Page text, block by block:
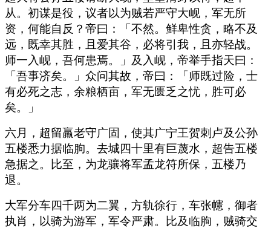
从。初谋是役，议者以为贼若严守大岘，军无所
资，何能自反？帝曰：「不然。鲜卑性贪，略不及
远，既幸其胜，且爱其谷，必将引我，且亦轻战。
师一入岘，吾何患焉。」及入岘，帝举手指天曰：
「吾事济矣。」众问其故，帝曰：「师既过险，士
有必死之志，余粮栖亩，军无匮乏之忧，胜可必
矣。」
六月，超留羸老守广固，使其广宁王贺刺卢及公孙
五楼悉力据临朐。去城四十里有巨蔑水，超告五楼
急据之。比至，为龙骧将军孟龙符所保，五楼乃
退。
大军分车四千两为二翼，方轨徐行，车张幰，御者
执肖，以骑为游军，军令严肃。比及临朐，贼骑交